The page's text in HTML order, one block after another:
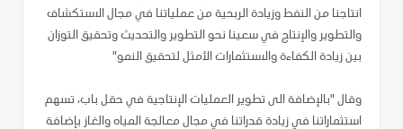
انتاجنا من النفط وزيادة الربحية من عملياتنا في مجال الاستكشاف
والتطوير والإنتاج في سعينا نحو التطوير والتحديث وتحقيق التوزان
بين زيادة الكفاءة والاستثمارات الأمثل لتحقيق النمو"
وقال "بالإضافة الى تطوير العمليات الإنتاجية في حقل باب، تسهم
استثماراتنا في زيادة قدراتنا في مجال معالجة المياه والغاز بإضافة